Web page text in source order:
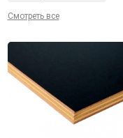
Смотреть все